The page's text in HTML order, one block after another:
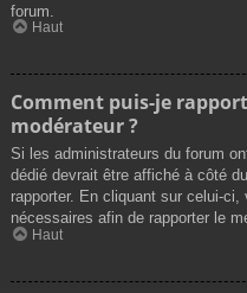
forum.
Haut
Comment puis-je
modérateur ?
Si les administrateurs du forum
dédié devrait être affiché à côté
rapporter. En cliquant sur celui-
nécessaires afin de rapporter le
Haut